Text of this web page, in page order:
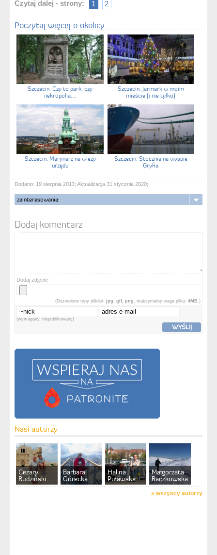
Czytaj dalej - strony: 1 2
Poczytaj więcej o okolicy:
Szczecin. Czy to park, czy
nekropolia....
Szczecin. Jarmark w moim
mieście (i nie tylko)
Szczecin. Marynarz na wieży
urzędu
Szczecin. Stocznia na wyspie
Gryfia
Dodano: 19 sierpnia 2013; Aktualizacja 31 stycznia 2020;
zainteresowania:
Dodaj komentarz
Dodaj zdjęcie
(Dozwolone typy plików: jpg, gif, png , maksymalny waga pliku: 4MB. )
(wymagany, niepublikowany)
WYŚLIJ
Nasi autorzy
Cezary
Rudziński
Barbara
Górecka
Halina
Puławska
Małgorzata
Raczkowska
» wszyscy autorzy